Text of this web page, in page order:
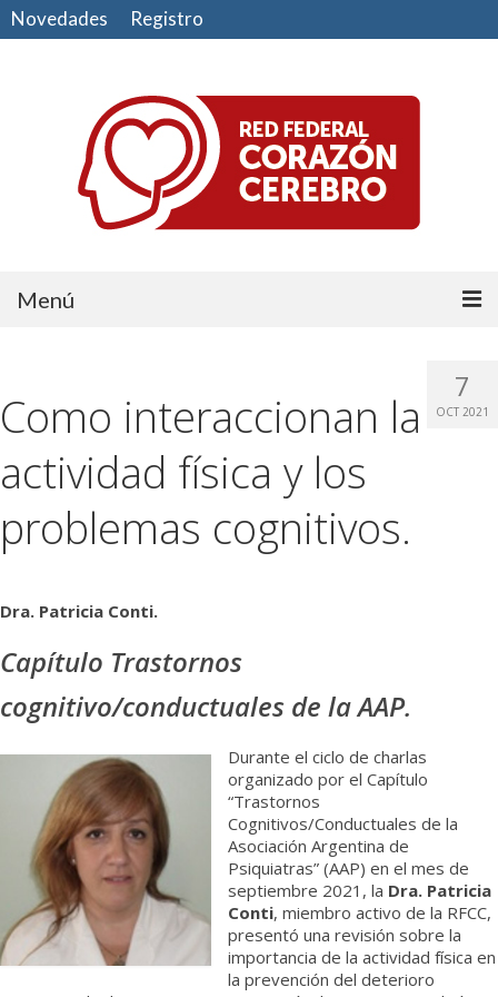
Novedades Registro
Menú
CUIDE SU CORAZÓN
CUIDE SU CEREBRO
Médicos
7
OCT 2021
Como interaccionan la
actividad física y los
problemas cognitivos.
Dra. Patricia Conti.
Capítulo Trastornos
cognitivo/conductuales de la AAP.
Durante el ciclo de charlas
organizado por el Capítulo
“Trastornos
Cognitivos/Conductuales de la
Asociación Argentina de
Psiquiatras” (AAP) en el mes de
septiembre 2021, la Dra. Patricia
Conti, miembro activo de la RFCC,
presentó una revisión sobre la
importancia de la actividad física en
la prevención del deterioro